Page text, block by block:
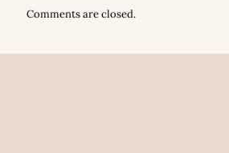
Comments are closed.